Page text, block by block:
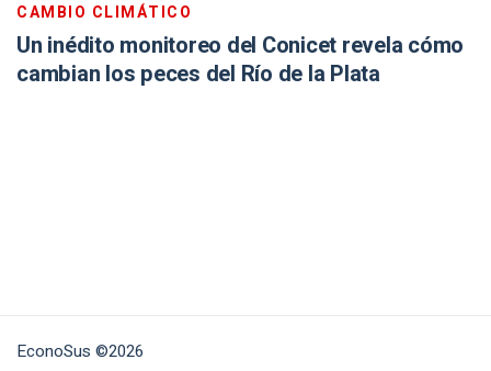
CAMBIO CLIMÁTICO
Un inédito monitoreo del Conicet revela cómo
cambian los peces del Río de la Plata
EconoSus ©2026